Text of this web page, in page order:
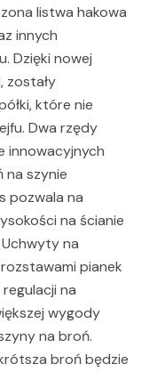
listwa hakowa
innych
Dzięki nowej
zostały
które nie
Dwa rzędy
innowacyjnych
szynie
pozwala na
na ścianie
na
pianek
na
wygody
na broń.
broń będzie